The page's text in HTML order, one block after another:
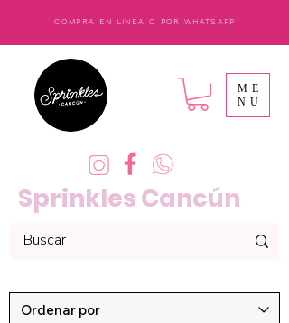
COMPRA EN LINEA O POR WHATSAPP
Sprinkles Cancún
ME
NU